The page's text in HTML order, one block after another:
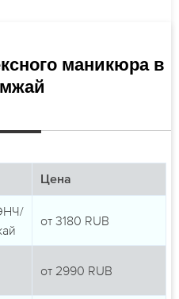
маникюра в
Цена
от 3180 RUB
от 2990 RUB